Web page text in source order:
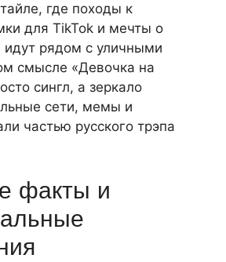
где походы к
для TikTok и мечты о
идут рядом с уличными
смысле «Девочка на
сингл, а зеркало
сети, мемы и
частью русского трэпа
факты и